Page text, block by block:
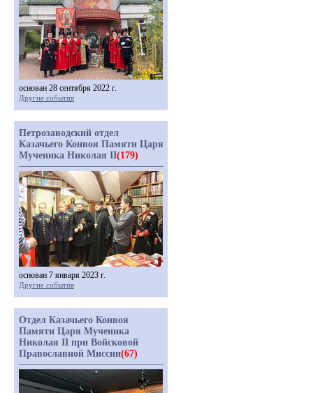
основан 28 сентября 2022 г.
Другие события
Петрозаводский отдел
Казачьего Конвоя Памяти Царя
Мученика Николая II(179)
основан 7 января 2023 г.
Другие события
Отдел Казачьего Конвоя
Памяти Царя Мученика
Николая II при Войсковой
Православной Миссии(67)